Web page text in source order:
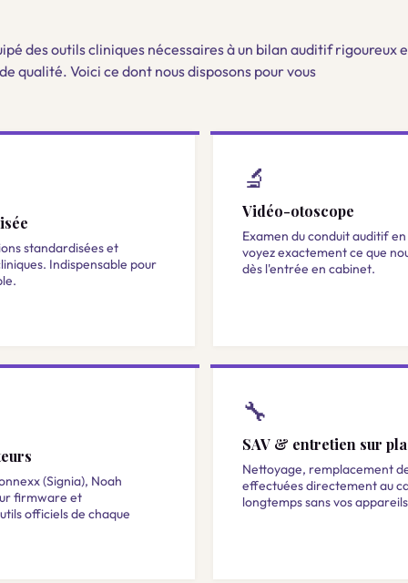
des outils cliniques nécessaires à un bilan auditif rigoureux
qualité. Voici ce dont nous disposons pour vous
standardisées et
Indispensable pour
(Signia), Noah
firmware et
officiels de chaque
🔬
Vidéo-otoscope
Examen du conduit auditif
voyez exactement ce que
dès l'entrée en cabinet.
🔧
SAV & entretien sur
Nettoyage, remplacement
effectuées directement au
longtemps sans vos